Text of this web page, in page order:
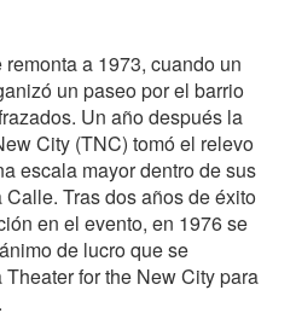
a 1973, cuando un
un paseo por el barrio
Un año después la
City (TNC) tomó el relevo
escala mayor dentro de sus
Tras dos años de éxito
en el evento, en 1976 se
de lucro que se
for the New City para